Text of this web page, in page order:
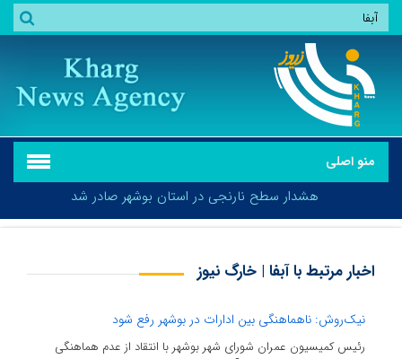
منو اصلی
هشدار سطح نارنجی در استان بوشهر صادر شد
هشدار سطح نارنجی در استان بوشهر صادر شد
اخبار مرتبط با آبفا | خارگ نیوز
نیک‌روش: ناهماهنگی بین ادارات در بوشهر رفع شود
رئیس کمیسیون عمران شورای شهر بوشهر با انتقاد از عدم هماهنگی